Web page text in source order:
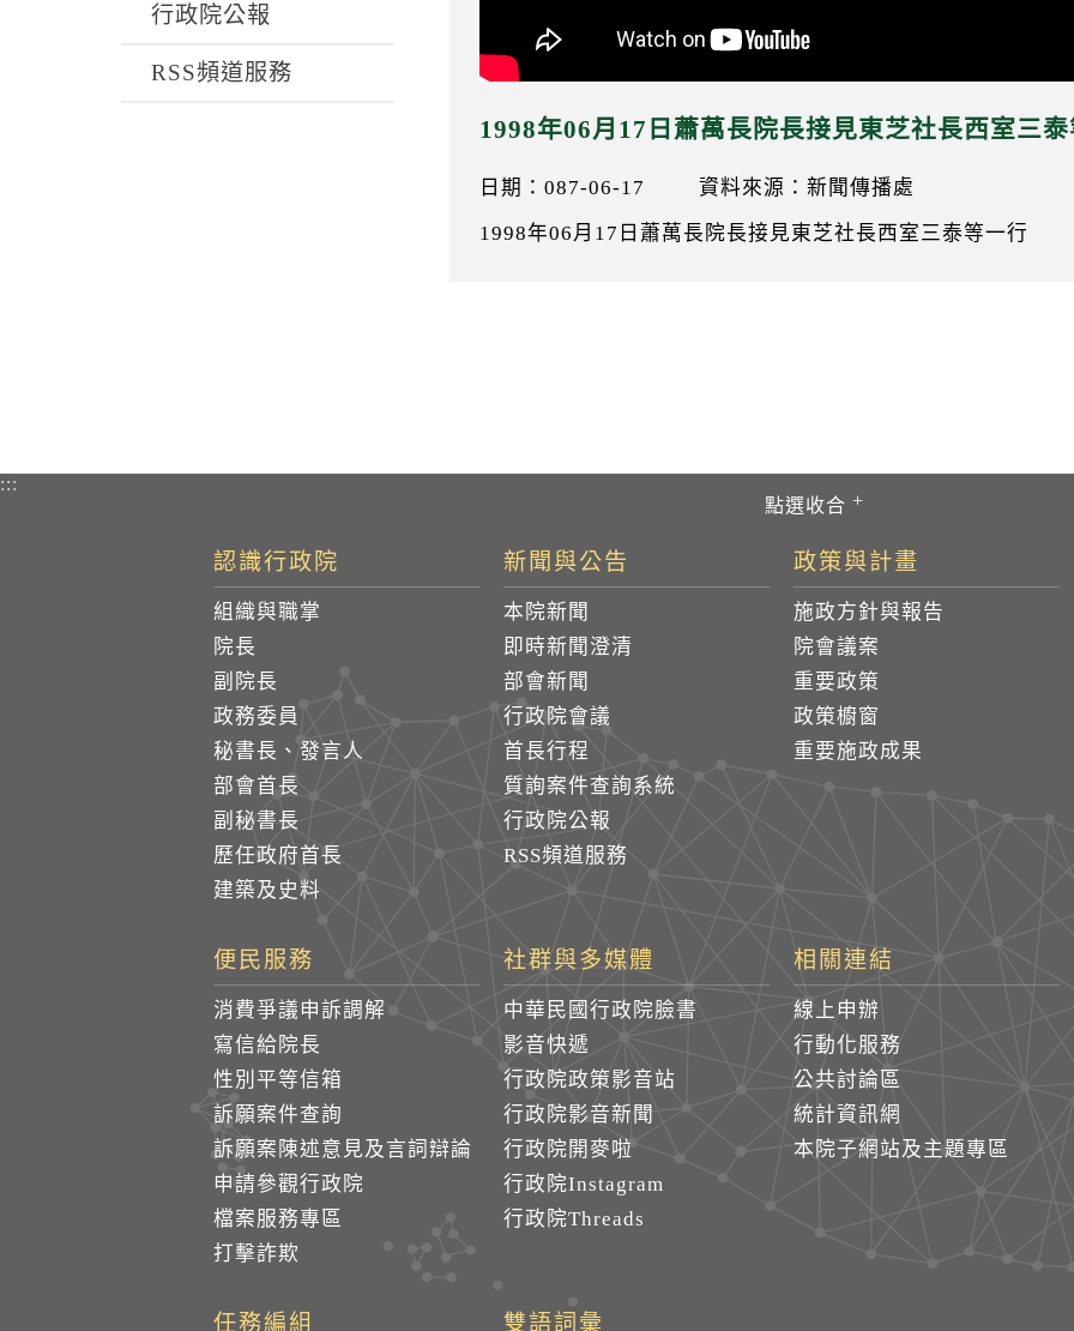
行政院公報
RSS頻道服務
1998年06月17日蕭萬長院長接見東芝社長西室三
日期：087-06-17
資料來源：新聞傳播處
1998年06月17日蕭萬長院長接見東芝社長西室三泰等一行
:::
認識行政院
組織與職掌
院長
副院長
政務委員
秘書長、發言人
部會首長
副秘書長
歷任政府首長
建築及史料
新聞與公告
本院新聞
即時新聞澄清
部會新聞
行政院會議
首長行程
質詢案件查詢系統
行政院公報
RSS頻道服務
政策與計畫
施政方針與報告
院會議案
重要政策
政策櫥窗
重要施政成果
便民服務
消費爭議申訴調解
寫信給院長
性別平等信箱
訴願案件查詢
訴願案陳述意見及言詞辯論
申請參觀行政院
檔案服務專區
打擊詐欺
社群與多媒體
中華民國行政院臉書
影音快遞
行政院政策影音站
行政院影音新聞
行政院開麥啦
行政院Instagram
行政院Threads
相關連結
線上申辦
行動化服務
公共討論區
統計資訊網
本院子網站及主題專區
任務編組 雙語詞彙